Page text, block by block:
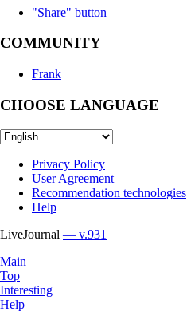
"Share" button
COMMUNITY
Frank
CHOOSE LANGUAGE
Privacy Policy
User Agreement
Recommendation technologies
Help
LiveJournal — v.931
Main
Top
Interesting
Help